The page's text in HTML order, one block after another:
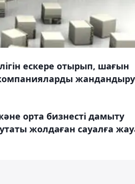
ескере отырып, шағын
жандандыру
орта бизнесті дамыту
жолдаған сауалға